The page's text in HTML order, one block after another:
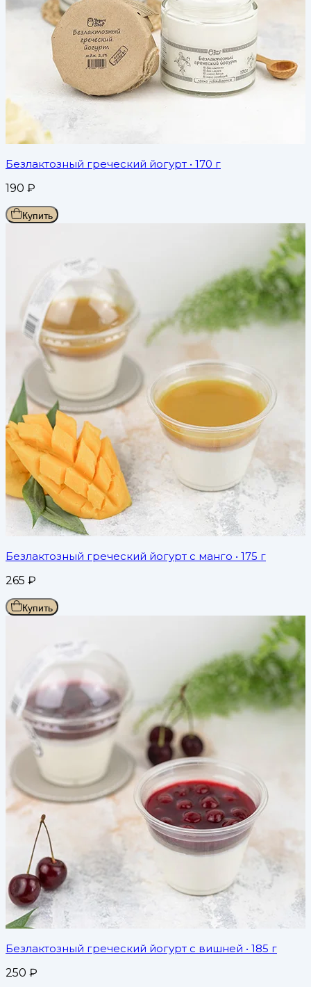
Безлактозный греческий йогурт • 170 г
190 ₽
Купить
Безлактозный греческий йогурт с манго • 175 г
265 ₽
Купить
Безлактозный греческий йогурт с вишней • 185 г
250 ₽